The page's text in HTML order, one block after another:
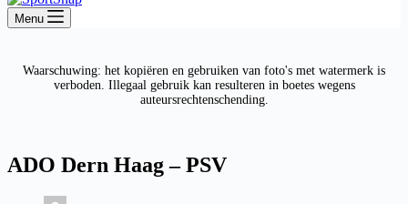
Menu
Waarschuwing: het kopiëren en gebruiken van foto's met watermerk is
verboden. Illegaal gebruik kan resulteren in boetes wegens
auteursrechtenschending.
ADO Dern Haag – PSV